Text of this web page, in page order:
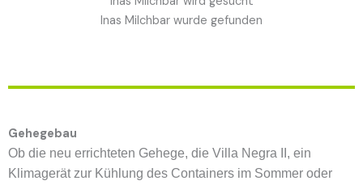
Inas Milchbar wurde gefunden
Gehegebau
Ob die neu errichteten Gehege, die Villa Negra II, ein
Klimagerät zur Kühlung des Containers im Sommer oder